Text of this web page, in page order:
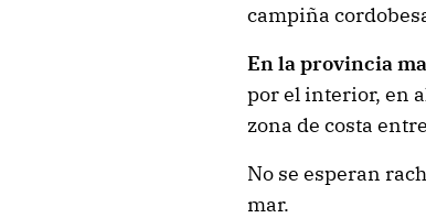
campiña
En la provincia
por el interior, en
zona de costa
No se esperan
mar.